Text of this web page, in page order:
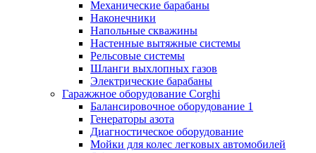
Механические барабаны
Наконечники
Напольные скважины
Настенные вытяжные системы
Рельсовые системы
Шланги выхлопных газов
Электрические барабаны
Гаражжное оборудование Corghi
Балансировочное оборудование 1
Генераторы азота
Диагностическое оборудование
Мойки для колес легковых автомобилей